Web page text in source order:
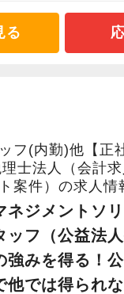
や慣習、ルール
き方がしたい方に
テージだと思い
標は社員300名、
とスキルを活かし
て成長しません
イトはこちら ～
ュラムを組んで税
険や登記など付帯
っていますので実
も定期的に課長
り報告や相談に対
ので、一人で悩
せます。
しており、年1回
入れています。
計士・税理士の
通じて実践的な
。
アのオフィスで
ことはすぐに相談
がら、より高度な
け、市場価値を
】残業代は1分単
ト職場
る
フ(内勤)他【正
士法人（会計
案件）の求人情
ネジメントソ
ッフ（公益法
強みを得る！
他では得られ